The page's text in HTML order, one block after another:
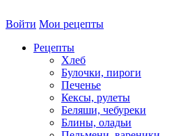
Войти Мои рецепты
Рецепты
Хлеб
Булочки, пироги
Печенье
Кексы, рулеты
Беляши, чебуреки
Блины, оладьи